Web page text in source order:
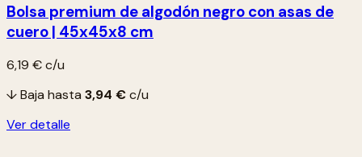
Bolsa premium de algodón negro con asas de
cuero | 45x45x8 cm
6,19 €c/u
↓ Baja hasta 3,94 €c/u
Ver detalle